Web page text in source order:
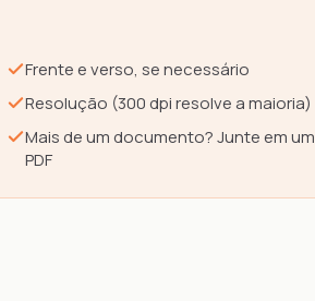
Frente e verso, se necessário
Resolução (300 dpi resolve a maioria)
Mais de um documento? Junte em um
PDF